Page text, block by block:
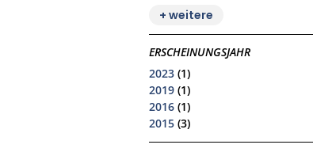
+ weitere
ERSCHEINUNGSJAHR
2023 (1)
2019 (1)
2016 (1)
2015 (3)